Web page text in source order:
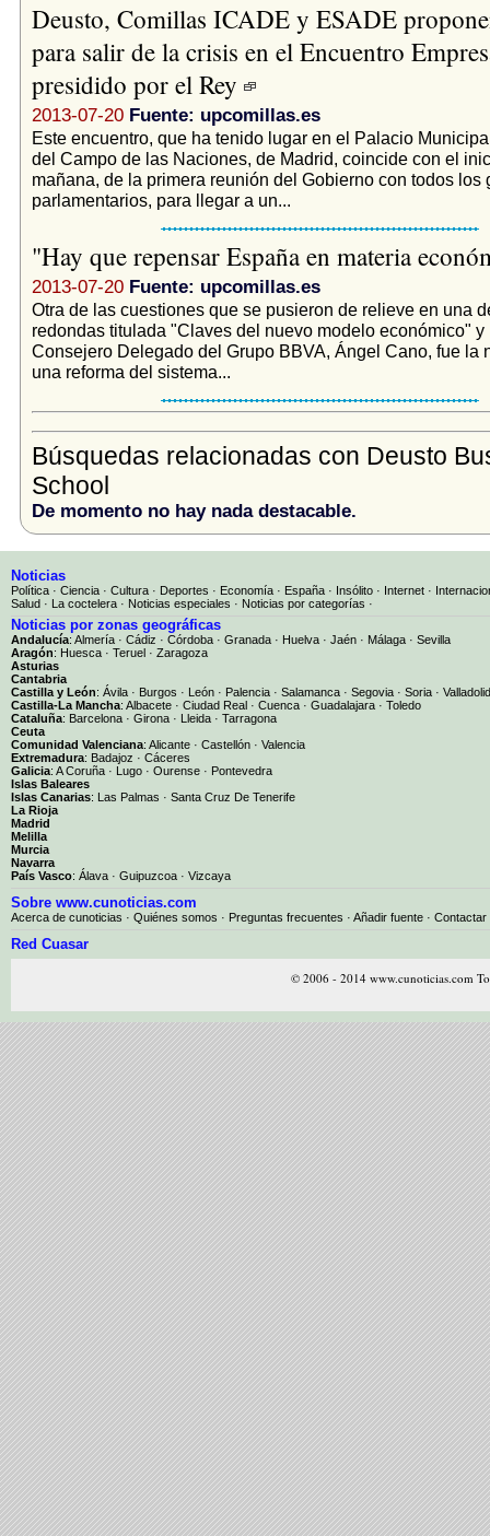
Deusto, Comillas ICADE y ESADE
para salir de la crisis en el Encuentro
presidido por el Rey
2013-07-20 Fuente: upcomillas.es
Este encuentro, que ha tenido lugar en el Palacio
del Campo de las Naciones, de Madrid, coincide con el
mañana, de la primera reunión del Gobierno con todos los
parlamentarios, para llegar a un...
"Hay que repensar España en materia
2013-07-20 Fuente: upcomillas.es
Otra de las cuestiones que se pusieron de relieve en una
redondas titulada "Claves del nuevo modelo económico"
Consejero Delegado del Grupo BBVA, Ángel Cano, fue la
una reforma del sistema...
Búsquedas relacionadas con Deusto
School
De momento no hay nada destacable.
Noticias
Política · Ciencia · Cultura · Deportes · Economía · España · Insólito · Internet ·
Salud · La coctelera · Noticias especiales · Noticias por categorías ·
Noticias por zonas geográficas
Andalucía: Almería · Cádiz · Córdoba · Granada · Huelva · Jaén · Málaga · Sevilla
Aragón: Huesca · Teruel · Zaragoza
Asturias
Cantabria
Castilla y León: Ávila · Burgos · León · Palencia · Salamanca · Segovia · Soria · Valladolid
Castilla-La Mancha: Albacete · Ciudad Real · Cuenca · Guadalajara · Toledo
Cataluña: Barcelona · Girona · Lleida · Tarragona
Ceuta
Comunidad Valenciana: Alicante · Castellón · Valencia
Extremadura: Badajoz · Cáceres
Galicia: A Coruña · Lugo · Ourense · Pontevedra
Islas Baleares
Islas Canarias: Las Palmas · Santa Cruz De Tenerife
La Rioja
Madrid
Melilla
Murcia
Navarra
País Vasco: Álava · Guipuzcoa · Vizcaya
Sobre www.cunoticias.com
Acerca de cunoticias · Quiénes somos · Preguntas frecuentes · Añadir fuente · Contactar
Red Cuasar
© 2006 - 2014 www.cunoticias.com